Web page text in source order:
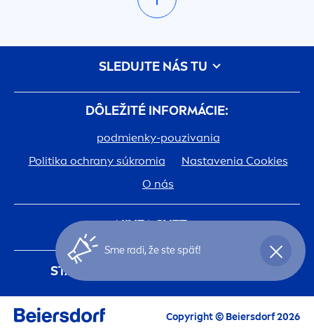
DÔLEŽITÉ INFORMÁCIE:
podmienky-pouzivania
Politika ochrany súkromia
Nastavenia Cookies
O nás
NIVEASVET:
História
Kariéra v spoločnosti Beiersdorf
Jedna pokožka. Jedna planéta. Jedna starostlivosť.
Kontakt
STAŇTE SA ČLENOM
Registráciou doNIVEAklubu budete mať
NIVEAsvet ako na dlani. Tak smelo do jeho
SLEDUJTE NÁS TU
Copyright © Beiersdorf 2026
Sme radi, že ste späť!